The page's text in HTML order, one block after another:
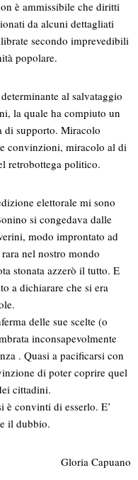
è ammissibile che diritti
da alcuni dettagliati
secondo imprevedibili
popolare.
al salvataggio
la quale ha compiuto un
di supporto. Miracolo
convinzioni, miracolo al di
retrobottega politico.
elettorale mi sono
si congedava dalle
modo improntato ad
nel nostro mondo
stonata azzerò il tutto. E
a dichiarare che si era
delle sue scelte (o
inconsapevolmente
. Quasi a pacificarsi con
di poter coprire quel
cittadini.
è convinti di esserlo. E’
il dubbio.
Gloria Capuano